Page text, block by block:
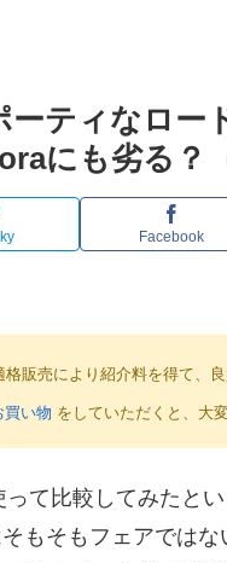
ティなロー
にも劣る？
Facebook
販売により紹介料を得て、
買い物 をしていただくと、大
て比較してみたと
もそもフェアでは